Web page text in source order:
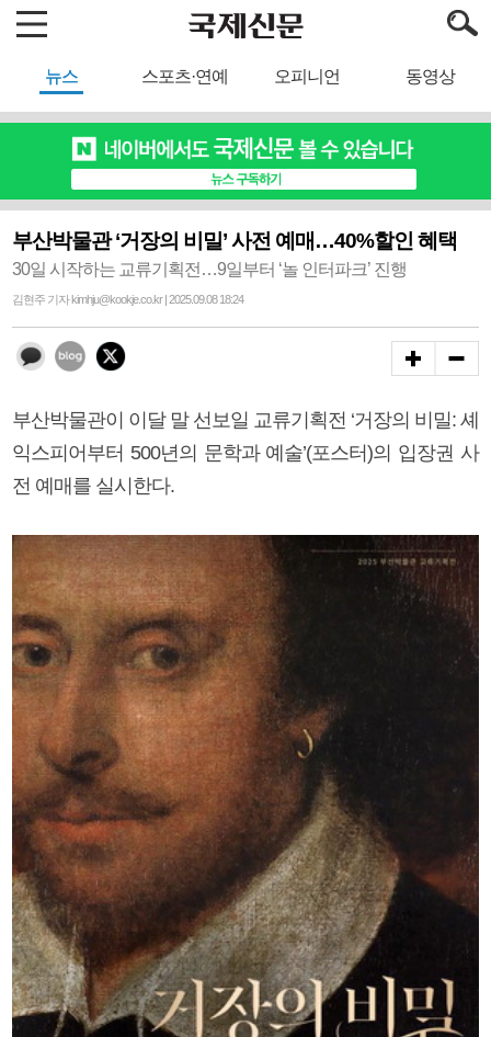
뉴스 스포츠·연예 오피니언 동영상
부산박물관 ‘거장의 비밀’ 사전 예매…40%할인 혜택
30일 시작하는 교류기획전…9일부터 ‘놀 인터파크’ 진행
김현주 기자 kimhju@kookje.co.kr | 2025.09.08 18:24
부산박물관이 이달 말 선보일 교류기획전 ‘거장의 비밀: 셰
익스피어부터 500년의 문학과 예술’(포스터)의 입장권 사
전 예매를 실시한다.